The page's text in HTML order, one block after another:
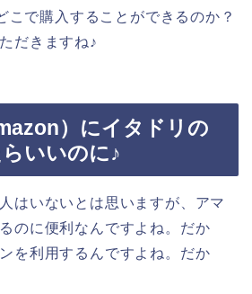
こで購入することができるのか？
だきますね♪
）にイタドリの
いいのに♪
はいないとは思いますが、アマ
のに便利なんですよね。だか
を利用するんですよね。だか